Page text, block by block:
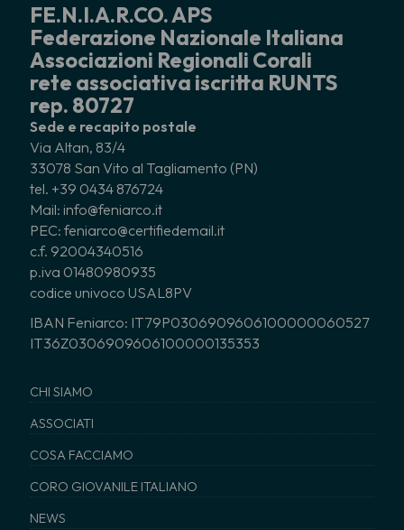
FE.N.I.A.R.CO. APS
Federazione Nazionale Italiana
Associazioni Regionali Corali
rete associativa iscritta RUNTS
rep. 80727
Sede e recapito postale
Via Altan, 83/4
33078 San Vito al Tagliamento (PN)
tel. +39 0434 876724
Mail: info@feniarco.it
PEC: feniarco@certifiedemail.it
c.f. 92004340516
p.iva 01480980935
codice univoco USAL8PV
IBAN Feniarco: IT79P0306909606100000060527
IT36Z0306909606100000135353
CHI SIAMO
ASSOCIATI
COSA FACCIAMO
CORO GIOVANILE ITALIANO
NEWS